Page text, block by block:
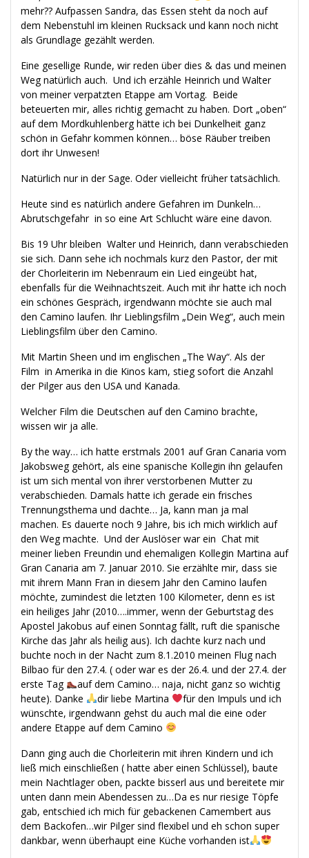
mehr?? Aufpassen Sandra, das Essen steht da noch auf
dem Nebenstuhl im kleinen Rucksack und kann noch nicht
als Grundlage gezählt werden.
Eine gesellige Runde, wir reden über dies & das und meinen
Weg natürlich auch. Und ich erzähle Heinrich und Walter
von meiner verpatzten Etappe am Vortag. Beide
beteuerten mir, alles richtig gemacht zu haben. Dort „oben“
auf dem Mordkuhlenberg hätte ich bei Dunkelheit ganz
schön in Gefahr kommen können… böse Räuber treiben
dort ihr Unwesen!
Natürlich nur in der Sage. Oder vielleicht früher tatsächlich.
Heute sind es natürlich andere Gefahren im Dunkeln…
Abrutschgefahr in so eine Art Schlucht wäre eine davon.
Bis 19 Uhr bleiben Walter und Heinrich, dann verabschieden
sie sich. Dann sehe ich nochmals kurz den Pastor, der mit
der Chorleiterin im Nebenraum ein Lied eingeübt hat,
ebenfalls für die Weihnachtszeit. Auch mit ihr hatte ich noch
ein schönes Gespräch, irgendwann möchte sie auch mal
den Camino laufen. Ihr Lieblingsfilm „Dein Weg“, auch mein
Lieblingsfilm über den Camino.
Mit Martin Sheen und im englischen „The Way“. Als der
Film in Amerika in die Kinos kam, stieg sofort die Anzahl
der Pilger aus den USA und Kanada.
Welcher Film die Deutschen auf den Camino brachte,
wissen wir ja alle.
By the way… ich hatte erstmals 2001 auf Gran Canaria vom
Jakobsweg gehört, als eine spanische Kollegin ihn gelaufen
ist um sich mental von ihrer verstorbenen Mutter zu
verabschieden. Damals hatte ich gerade ein frisches
Trennungsthema und dachte… Ja, kann man ja mal
machen. Es dauerte noch 9 Jahre, bis ich mich wirklich auf
den Weg machte. Und der Auslöser war ein Chat mit
meiner lieben Freundin und ehemaligen Kollegin Martina auf
Gran Canaria am 7. Januar 2010. Sie erzählte mir, dass sie
mit ihrem Mann Fran in diesem Jahr den Camino laufen
möchte, zumindest die letzten 100 Kilometer, denn es ist
ein heiliges Jahr (2010….immer, wenn der Geburtstag des
Apostel Jakobus auf einen Sonntag fällt, ruft die spanische
Kirche das Jahr als heilig aus). Ich dachte kurz nach und
buchte noch in der Nacht zum 8.1.2010 meinen Flug nach
Bilbao für den 27.4. ( oder war es der 26.4. und der 27.4. der
erste Tag
auf dem Camino… naja, nicht ganz so wichtig
heute). Danke
dir liebe Martina
für den Impuls und ich
wünschte, irgendwann gehst du auch mal die eine oder
andere Etappe auf dem Camino
Dann ging auch die Chorleiterin mit ihren Kindern und ich
ließ mich einschließen ( hatte aber einen Schlüssel), baute
mein Nachtlager oben, packte bisserl aus und bereitete mir
unten dann mein Abendessen zu…Da es nur riesige Töpfe
gab, entschied ich mich für gebackenen Camembert aus
dem Backofen…wir Pilger sind flexibel und eh schon super
dankbar, wenn überhaupt eine Küche vorhanden ist